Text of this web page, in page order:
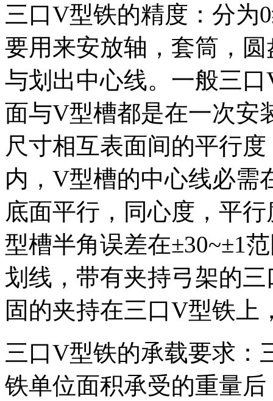
三口V型铁的精度：分为
要用来安放轴，套筒，
与划出中心线。一般三
面与V型槽都是在一次安
尺寸相互表面间的平行
内，V型槽的中心线必需
底面平行，同心度，平
型槽半角误差在±30~±1
划线，带有夹持弓架的
固的夹持在三口V型铁上
三口V型铁的承载要求：
铁单位面积承受的重量